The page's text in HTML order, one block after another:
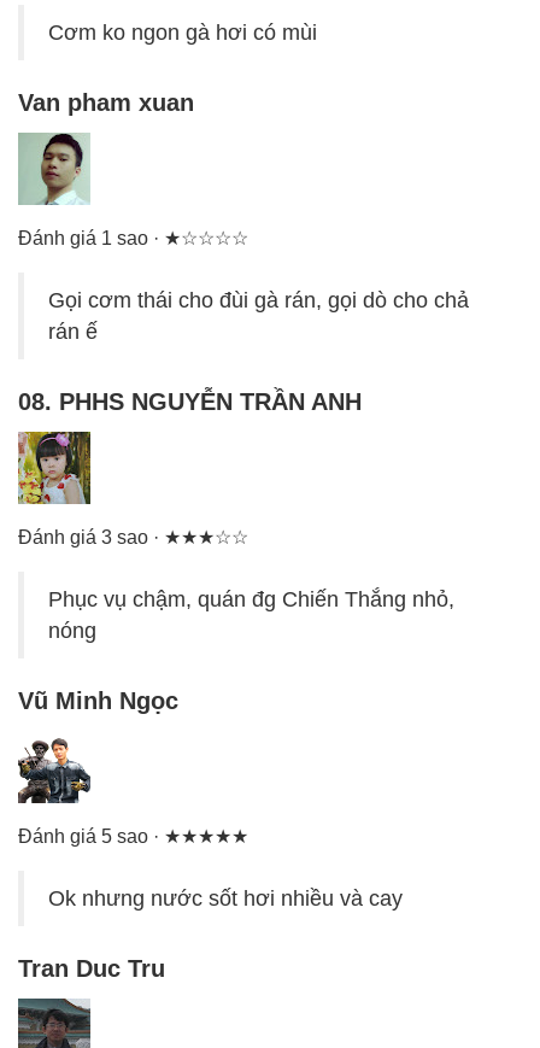
Cơm ko ngon gà hơi có mùi
Van pham xuan
Đánh giá 1 sao · ★☆☆☆☆
Gọi cơm thái cho đùi gà rán, gọi dò cho chả
rán ế
08. PHHS NGUYỄN TRẦN ANH
Đánh giá 3 sao · ★★★☆☆
Phục vụ chậm, quán đg Chiến Thắng nhỏ,
nóng
Vũ Minh Ngọc
Đánh giá 5 sao · ★★★★★
Ok nhưng nước sốt hơi nhiều và cay
Tran Duc Tru